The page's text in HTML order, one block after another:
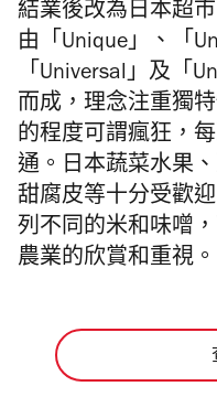
結業後改為日本超市
由「Unique」、「
「Universal」及「
而成，理念注重獨
的程度可謂瘋狂，
通。日本蔬菜水果
甜腐皮等十分受歡
列不同的米和味噌
農業的欣賞和重視。